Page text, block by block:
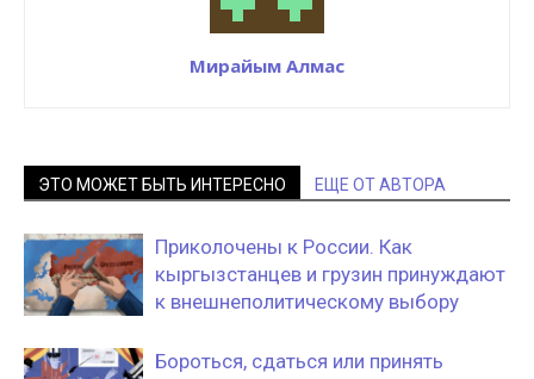
Мирайым Алмас
ЭТО МОЖЕТ БЫТЬ ИНТЕРЕСНО ЕЩЕ ОТ АВТОРА
Приколочены к России. Как
кыргызстанцев и грузин принуждают
к внешнеполитическому выбору
Бороться, сдаться или принять